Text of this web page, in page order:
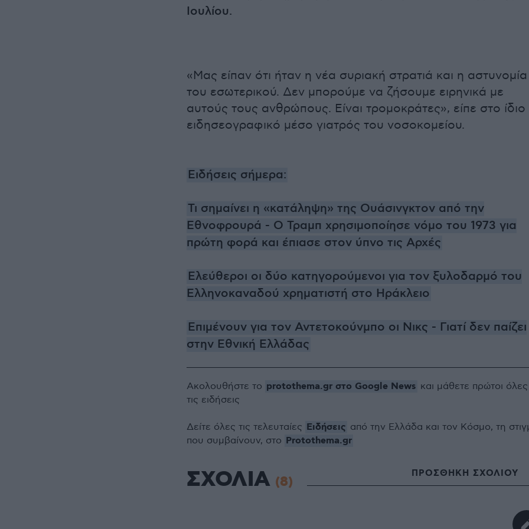
Ιουλίου.
«Μας είπαν ότι ήταν η νέα συριακή στρατιά και η αστυνομία
του εσωτερικού. Δεν μπορούμε να ζήσουμε ειρηνικά με
αυτούς τους ανθρώπους. Είναι τρομοκράτες», είπε στο ίδιο
ειδησεογραφικό μέσο γιατρός του νοσοκομείου.
Ειδήσεις σήμερα:
Τι σημαίνει η «κατάληψη» της Ουάσινγκτον από την
Εθνοφρουρά - Ο Τραμπ χρησιμοποίησε νόμο του 1973 για
πρώτη φορά και έπιασε στον ύπνο τις Αρχές
Ελεύθεροι οι δύο κατηγορούμενοι για τον ξυλοδαρμό του
Ελληνοκαναδού χρηματιστή στο Ηράκλειο
Επιμένουν για τον Αντετοκούνμπο οι Νικς - Γιατί δεν παίζει
στην Εθνική Ελλάδας
Ακολουθήστε το protothema.gr στο Google News και μάθετε πρώτοι όλες
τις ειδήσεις
Δείτε όλες τις τελευταίες Ειδήσεις από την Ελλάδα και τον Κόσμο, τη
που συμβαίνουν, στο Protothema.gr
ΣΧΟΛΙΑ (8) ΠΡΟΣΘΗΚΗ ΣΧΟΛΙΟΥ